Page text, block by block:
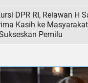
DPR RI, Relawan H
Kasih ke
Pemilu